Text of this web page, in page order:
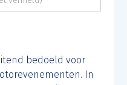
bedoeld voor
In